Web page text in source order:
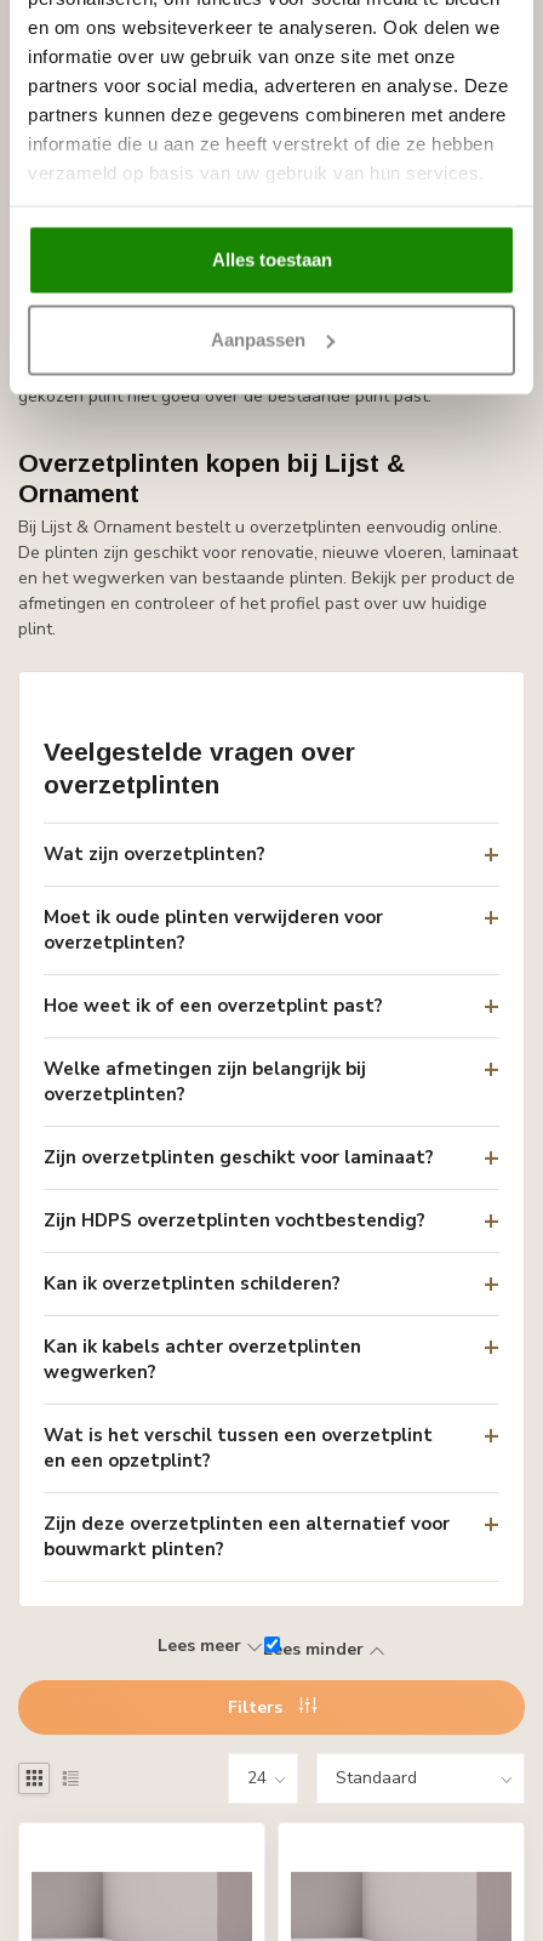
en om ons websiteverkeer te analyseren. Ook delen we
informatie over uw gebruik van onze site met onze
partners voor social media, adverteren en analyse. Deze
partners kunnen deze gegevens combineren met andere
informatie die u aan ze heeft verstrekt of die ze hebben
verzameld op basis van uw gebruik van hun services.
Alles toestaan
Aanpassen
Werk naden, hoeken en kieren af met overschilderbare kit.
Schilder de plinten indien gewenst in de juiste kleur.
Overzetplinten, opzetplinten en
renovatieplinten
door elkaar gebruikt. In de meeste gevallen gaat het om een plint
die over een bestaande plint wordt geplaatst. Het doel is
hetzelfde: oude plinten wegwerken zonder te slopen en de
ruimte snel een nieuwe afwerking geven.
Let bij het vergelijken van verschillende modellen vooral op
materiaal, hoogte, dikte en binnenmaat. Zo voorkomt u dat de
gekozen plint niet goed over de bestaande plint past.
Overzetplinten kopen bij Lijst &
Ornament
Bij Lijst & Ornament bestelt u overzetplinten eenvoudig online.
De plinten zijn geschikt voor renovatie, nieuwe vloeren, laminaat
en het wegwerken van bestaande plinten. Bekijk per product de
afmetingen en controleer of het profiel past over uw huidige
plint.
Veelgestelde vragen over
overzetplinten
Wat zijn overzetplinten?
Moet ik oude plinten verwijderen voor
overzetplinten?
Hoe weet ik of een overzetplint past?
Welke afmetingen zijn belangrijk bij
overzetplinten?
Zijn overzetplinten geschikt voor laminaat?
Zijn HDPS overzetplinten vochtbestendig?
Kan ik overzetplinten schilderen?
Kan ik kabels achter overzetplinten
wegwerken?
Wat is het verschil tussen een overzetplint
en een opzetplint?
Zijn deze overzetplinten een alternatief voor
bouwmarkt plinten?
Lees meer Lees minder
Filters